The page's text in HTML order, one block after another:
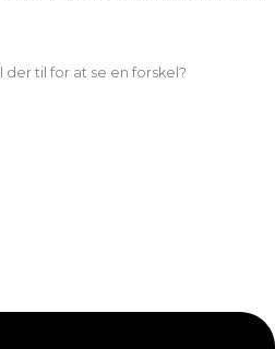
til for at se en forskel?